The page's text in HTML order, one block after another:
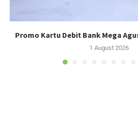
Promo Kartu Debit Bank Mega
1 August 2026